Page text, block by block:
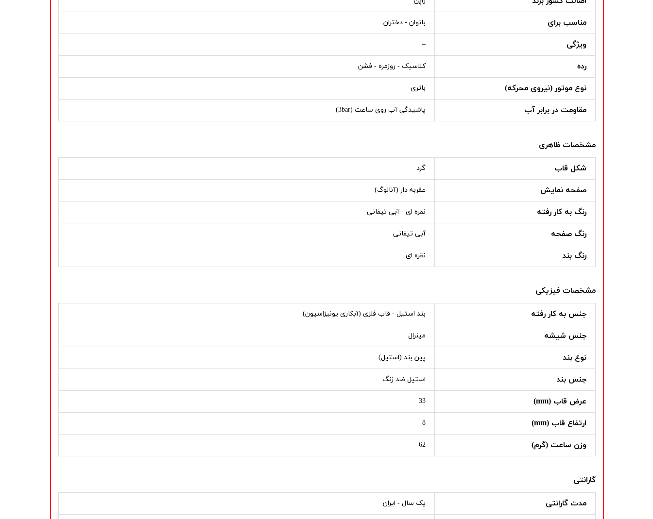
مناسب برای بانوان - دختران
ویژگی –
رده کلاسیک - روزمره - فشن
نوع موتور (نیروی محرکه) باتری
مقاومت در برابر آب پاشیدگی آب روی ساعت (3bar)
مشخصات ظاهری
شکل قاب گرد
صفحه نمایش عقربه دار (آنالوگ)
رنگ به کار رفته نقره ای - آبی تیفانی
رنگ صفحه آبی تیفانی
رنگ بند نقره ای
مشخصات فیزیکی
جنس به کار رفته بند استیل - قاب فلزی (آبکاری یونیزاسیون)
جنس شیشه مینرال
نوع بند پین بند (استیل)
جنس بند استیل ضد زنگ
عرض قاب (mm) 33
ارتفاع قاب (mm) 8
وزن ساعت (گرم) 62
گارانتی
مدت گارانتی یک سال - ایران